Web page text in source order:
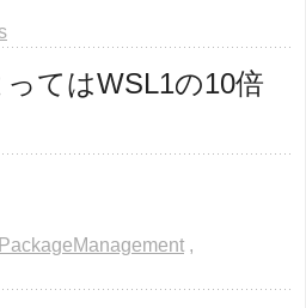
てはWSL1の10倍
PackageManagement ,